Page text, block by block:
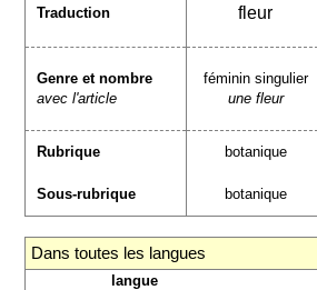
Traduction fleur
Genre et nombre
avec l'article
féminin singulier
une fleur
Rubrique botanique
Sous-rubrique botanique
Dans toutes les langues
langue